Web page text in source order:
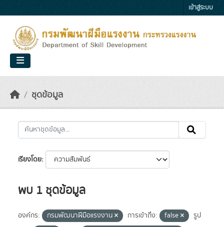
เข้าสู่ระบบ
ชุดข้อมูล
เรียงโดย
พบ 1 ชุดข้อมูล
องค์กร: กรมพัฒนาฝีมือแรงงาน การเข้าถึง: false
รูป